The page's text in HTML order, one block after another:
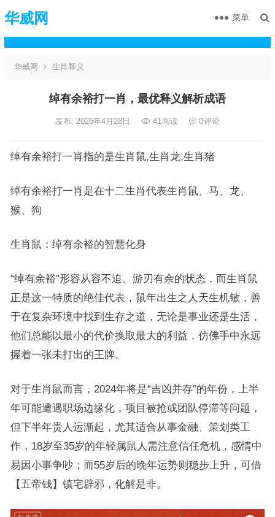
华威网 菜单
华威网 生肖释义
绰有余裕打一肖，最优释义解析成语
发布: 2026年4月28日 41阅读 0评论
绰有余裕打一肖指的是生肖鼠,生肖龙,生肖猪
绰有余裕打一肖是在十二生肖代表生肖鼠、马、龙、
猴、狗
生肖鼠：绰有余裕的智慧化身
“绰有余裕”形容从容不迫、游刃有余的状态，而生肖鼠
正是这一特质的绝佳代表，鼠年出生之人天生机敏，善
于在复杂环境中找到生存之道，无论是事业还是生活，
他们总能以最小的代价换取最大的利益，仿佛手中永远
握着一张未打出的王牌。
对于生肖鼠而言，2024年将是“吉凶并存”的年份，上半
年可能遭遇职场边缘化，项目被抢或团队停滞等问题，
但下半年贵人运渐起，尤其适合从事金融、策划类工
作，18岁至35岁的年轻属鼠人需注意信任危机，感情中
易因小事争吵；而55岁后的晚年运势则稳步上升，可借
【五帝钱】镇宅辟邪，化解是非。